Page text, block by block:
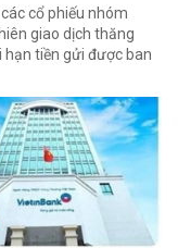
cổ phiếu nhóm
giao dịch thăng
hạn tiền gửi được ban